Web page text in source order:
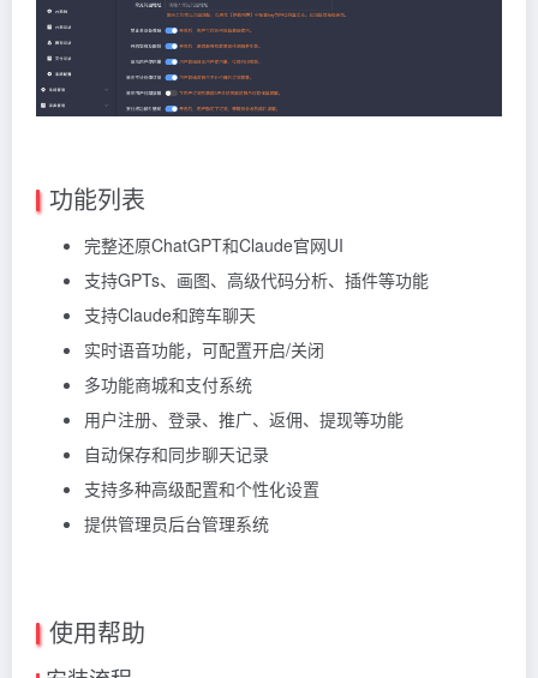
功能列表
完整还原ChatGPT和Claude官网UI
支持GPTs、画图、高级代码分析、插件等功能
支持Claude和跨车聊天
实时语音功能，可配置开启/关闭
多功能商城和支付系统
用户注册、登录、推广、返佣、提现等功能
自动保存和同步聊天记录
支持多种高级配置和个性化设置
提供管理员后台管理系统
使用帮助